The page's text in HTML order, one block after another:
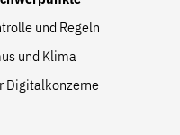
und Regeln
und Klima
Digitalkonzerne